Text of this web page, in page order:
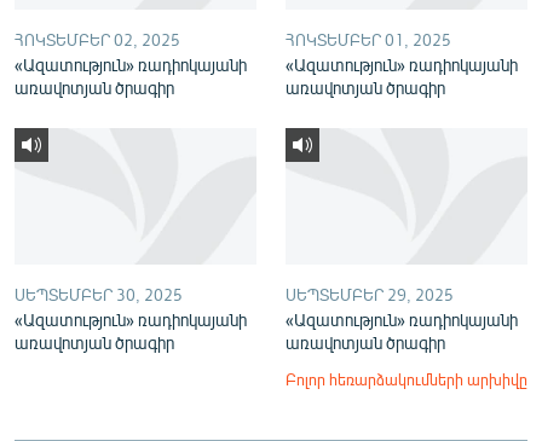
ՀԵՏԵՎԵՔ ՄԵԶ
ՀՈԿՏԵՄԲԵՐ 02, 2025
«Ազատություն» ռադիոկայանի
առավոտյան ծրագիր
ՀՈԿՏԵՄԲԵՐ 01, 2025
«Ազատություն» ռադիոկայանի
առավոտյան ծրագիր
ՍԵՊՏԵՄԲԵՐ 30, 2025
«Ազատություն» ռադիոկայանի
առավոտյան ծրագիր
ՍԵՊՏԵՄԲԵՐ 29, 2025
«Ազատություն» ռադիոկայանի
առավոտյան ծրագիր
Բոլոր հեռարձակումների արխիվը